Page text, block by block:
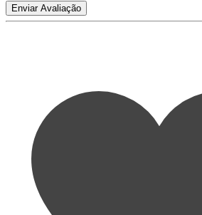
Enviar Avaliação